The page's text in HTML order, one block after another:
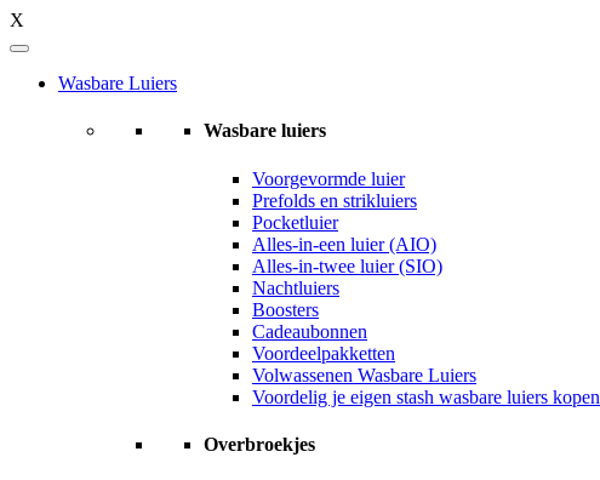
X
Wasbare Luiers
Wasbare luiers
Voorgevormde luier
Prefolds en strikluiers
Pocketluier
Alles-in-een luier (AIO)
Alles-in-twee luier (SIO)
Nachtluiers
Boosters
Cadeaubonnen
Voordeelpakketten
Volwassenen Wasbare Luiers
Voordelig je eigen stash wasbare luiers kopen
Overbroekjes